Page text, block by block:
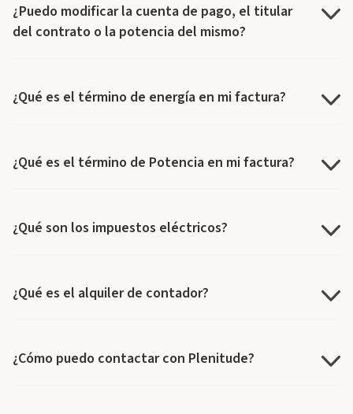
¿Puedo modificar la cuenta de pago, el titular
del contrato o la potencia del mismo?
¿Qué es el término de energía en mi factura?
¿Qué es el término de Potencia en mi factura?
¿Qué son los impuestos eléctricos?
¿Qué es el alquiler de contador?
¿Cómo puedo contactar con Plenitude?